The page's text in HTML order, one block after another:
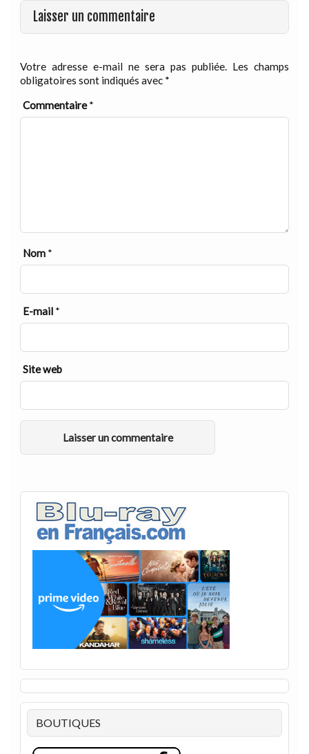
Laisser un commentaire
Votre adresse e-mail ne sera pas publiée. Les champs
obligatoires sont indiqués avec *
Commentaire*
Nom *
E-mail *
Site web
BOUTIQUES